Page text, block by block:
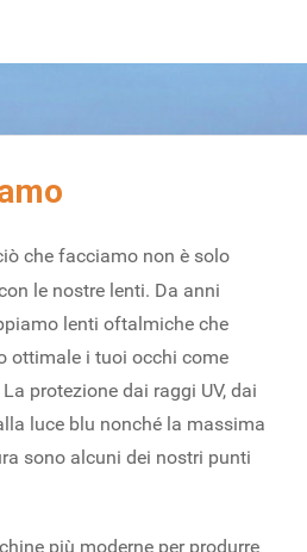
che facciamo non è solo
le nostre lenti. Da anni
lenti oftalmiche che
ottimale i tuoi occhi come
protezione dai raggi UV, dai
luce blu nonché la massima
sono alcuni dei nostri punti
più moderne per produrre